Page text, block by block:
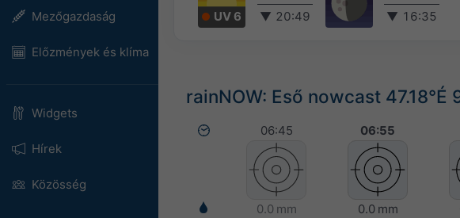
Mezőgazdaság
Előzmények és klíma
Widgets
Hírek
Közösség
UV 6
▼ 20:49
▼ 16:35
rainNOW: Eső nowcast
06:45 06:55
0.0 mm 0.0 mm